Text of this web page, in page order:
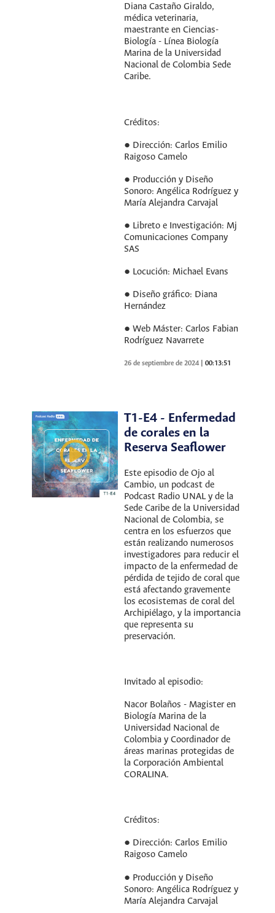
Diana Castaño Giraldo,
médica veterinaria,
maestrante en Ciencias-
Biología - Línea Biología
Marina de la Universidad
Nacional de Colombia Sede
Caribe.
Créditos:
● Dirección: Carlos Emilio
Raigoso Camelo
● Producción y Diseño
Sonoro: Angélica Rodríguez y
María Alejandra Carvajal
● Libreto e Investigación: Mj
Comunicaciones Company
SAS
● Locución: Michael Evans
● Diseño gráfico: Diana
Hernández
● Web Máster: Carlos Fabian
Rodríguez Navarrete
26 de septiembre de 2024 |00:13:51
T1-E4 - Enfermedad
de corales en la
Reserva Seaflower
Este episodio de Ojo al
Cambio, un podcast de
Podcast Radio UNAL y de la
Sede Caribe de la Universidad
Nacional de Colombia, se
centra en los esfuerzos que
están realizando numerosos
investigadores para reducir el
impacto de la enfermedad de
pérdida de tejido de coral que
está afectando gravemente
los ecosistemas de coral del
Archipiélago, y la importancia
que representa su
preservación.
Invitado al episodio:
Nacor Bolaños - Magister en
Biología Marina de la
Universidad Nacional de
Colombia y Coordinador de
áreas marinas protegidas de
la Corporación Ambiental
CORALINA.
Créditos:
● Dirección: Carlos Emilio
Raigoso Camelo
● Producción y Diseño
Sonoro: Angélica Rodríguez y
María Alejandra Carvajal